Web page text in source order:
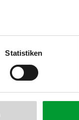
Statistiken